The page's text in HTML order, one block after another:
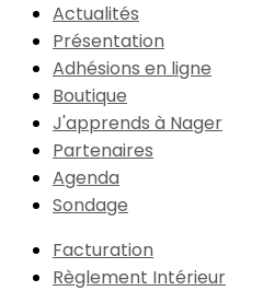
Actualités
Présentation
Adhésions en ligne
Boutique
J'apprends à Nager
Partenaires
Agenda
Sondage
Facturation
Règlement Intérieur